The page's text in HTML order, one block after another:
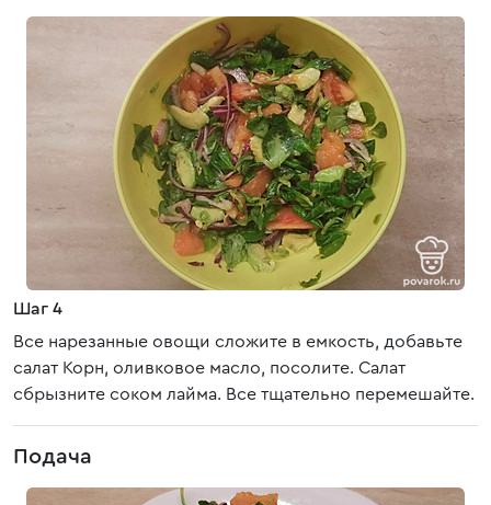
Шаг 4
Все нарезанные овощи сложите в емкость, добавьте
салат Корн, оливковое масло, посолите. Салат
сбрызните соком лайма. Все тщательно перемешайте.
Подача